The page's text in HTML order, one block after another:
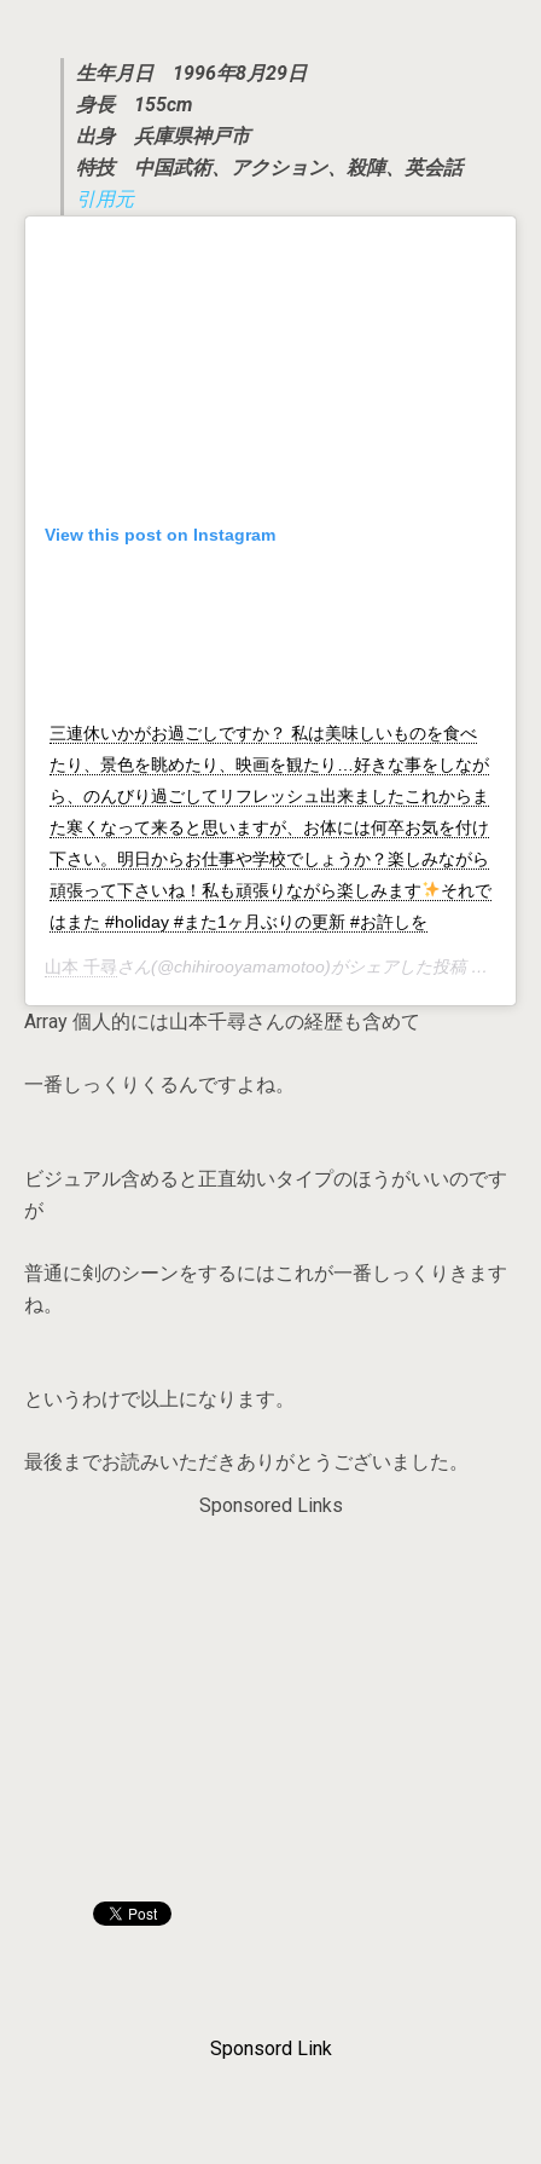
生年月日 1996年8月29日
身長 155cm
出身 兵庫県神戸市
特技 中国武術、アクション、殺陣、英会話
引用元
View this post on Instagram
三連休いかがお過ごしですか？ 私は美味しいものを食べ
たり、景色を眺めたり、映画を観たり…好きな事をしなが
ら、のんびり過ごしてリフレッシュ出来ましたこれからま
た寒くなって来ると思いますが、お体には何卒お気を付け
下さい。明日からお仕事や学校でしょうか？楽しみながら
頑張って下さいね！私も頑張りながら楽しみます
それで
はまた #holiday #また1ヶ月ぶりの更新 #お許しを
山本 千尋 さん(@chihirooyamamotoo)がシェアした投稿 –
Array 個人的には山本千尋さんの経歴も含めて
一番しっくりくるんですよね。
ビジュアル含めると正直幼いタイプのほうがいいのです
が
普通に剣のシーンをするにはこれが一番しっくりきます
ね。
というわけで以上になります。
最後までお読みいただきありがとうございました。
Sponsored Links
Sponsord Link